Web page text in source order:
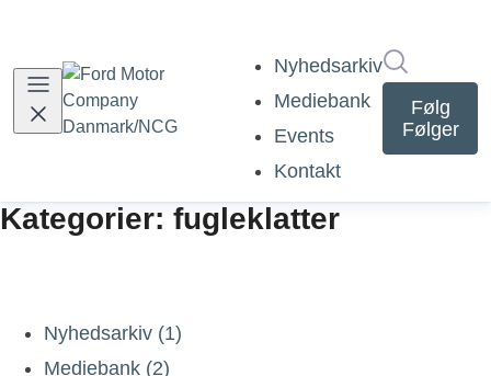
Nyhedsarkiv
Mediebank
Events
Kontakt
Følg
Følger
Kategorier: fugleklatter
Nyhedsarkiv (1)
Mediebank (2)